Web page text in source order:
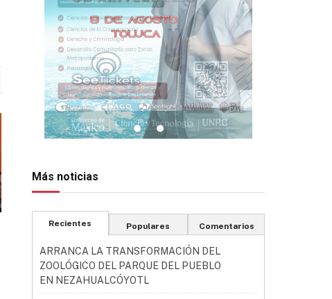
Más noticias
Recientes Populares Comentarios
ARRANCA LA TRANSFORMACIÓN DEL
ZOOLÓGICO DEL PARQUE DEL PUEBLO
EN NEZAHUALCÓYOTL